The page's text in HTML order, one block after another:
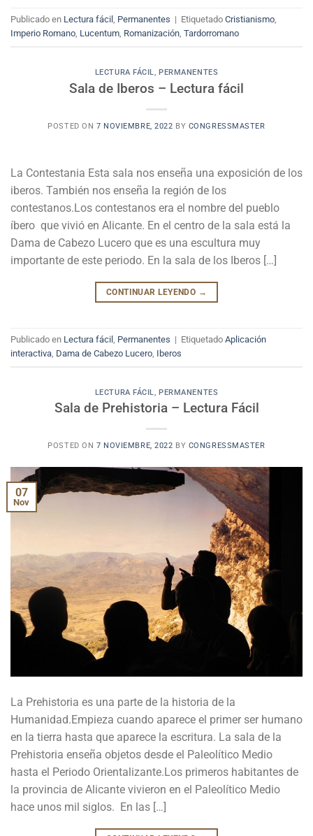
Publicado en Lectura fácil , Permanentes | Etiquetado Cristianismo,
Imperio Romano, Lucentum, Romanización, Tardorromano
LECTURA FÁCIL,PERMANENTES
Sala de Iberos – Lectura fácil
POSTED ON 7 NOVIEMBRE, 2022 BY CONGRESSMASTER
La Contestania Esta sala nos enseña una exposición de los
iberos. También nos enseña la región de los
contestanos.Los contestanos era el nombre del pueblo
íbero que vivió en Alicante. En el centro de la sala está la
Dama de Cabezo Lucero que es una escultura muy
importante de este periodo. En la sala de los Iberos […]
CONTINUAR LEYENDO →
Publicado en Lectura fácil Permanentes | Etiquetado Aplicación
interactiva Dama de Cabezo Lucero Iberos
LECTURA FÁCIL,PERMANENTES
Sala de Prehistoria – Lectura Fácil
POSTED ON 7 NOVIEMBRE, 2022 BY CONGRESSMASTER
07
Nov
La Prehistoria es una parte de la historia de la
Humanidad.Empieza cuando aparece el primer ser humano
en la tierra hasta que aparece la escritura. La sala de la
Prehistoria enseña objetos desde el Paleolítico Medio
hasta el Periodo Orientalizante.Los primeros habitantes de
la provincia de Alicante vivieron en el Paleolítico Medio
hace unos mil siglos. En las […]